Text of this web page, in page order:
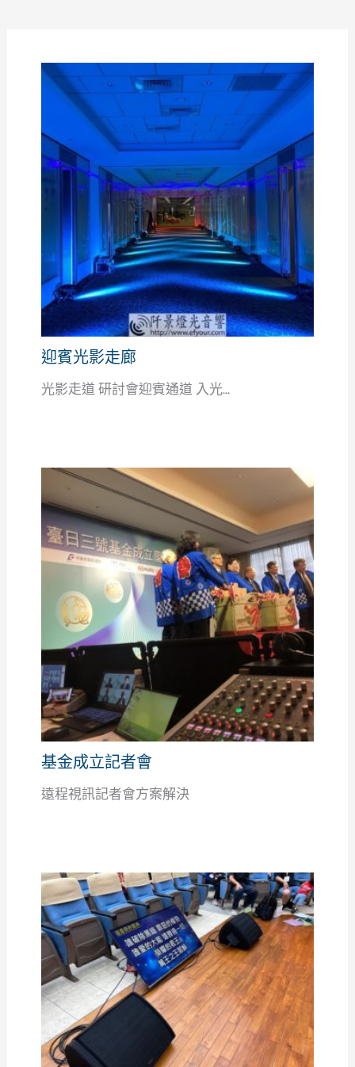
迎賓光影走廊
光影走道 研討會迎賓通道 入光...
基金成立記者會
遠程視訊記者會方案解決